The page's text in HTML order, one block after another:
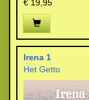
€ 19,95
Irena 1
Het Getto